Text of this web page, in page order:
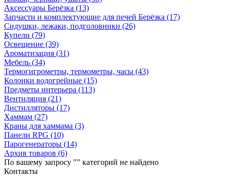
Аксессуары Берёзка (13)
Запчасти и комплектующие для печей Берёзка (17)
Сидушки, лежаки, подголовники (26)
Купели (79)
Освещение (39)
Ароматизация (31)
Мебель (34)
Термогигрометры, термометры, часы (43)
Колонки водогрейные (15)
Предметы интерьера (113)
Вентиляция (21)
Дистилляторы (17)
Хаммам (27)
Краны для хаммама (3)
Панели RPG (10)
Парогенераторы (14)
Архив товаров (6)
По вашему запросу "" категорий не найдено
Контакты